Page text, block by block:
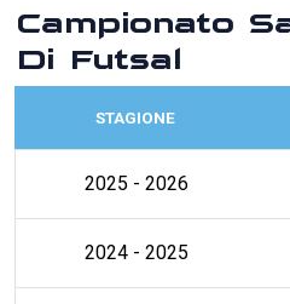
Campionato
Di Futsal
STAGIONE
2025 - 2026
2024 - 2025